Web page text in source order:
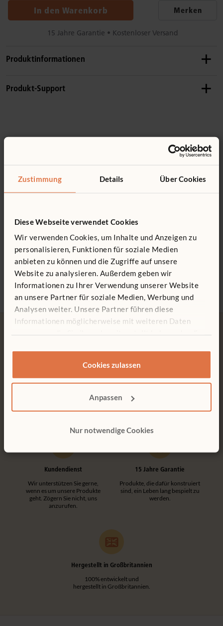
Zustimmung Details Über Cookies
Diese Webseite verwendet Cookies
Wir verwenden Cookies, um Inhalte und Anzeigen zu
personalisieren, Funktionen für soziale Medien
anbieten zu können und die Zugriffe auf unsere
Website zu analysieren. Außerdem geben wir
Informationen zu Ihrer Verwendung unserer Website
an unsere Partner für soziale Medien, Werbung und
Analysen weiter. Unsere Partner führen diese
Informationen möglicherweise mit weiteren Daten
zusammen, die Sie ihnen bereitgestellt haben oder die
Cookies zulassen
Anpassen
Nur notwendige Cookies
In den Warenkorb Merken
15 Jahre Garantie • Kostenloser Versand
Produktinformationen
Kann an diesen Regalen befestigt werden: F510, F511,
F512, F513, F514
Aus robustem PETG
Produkt-Support
Das könnte Sie interessieren ...
Materialregal
71 x 61 cm
547 € - 728 €
Materialregal 71 cm
mit Whiteboard
930 €
Konstruktionen machen jede
Montage einfach und
werkzeuglos.
Kundendienst
Wir unterstützen Sie gerne,
wenn es um unsere Produkte
geht. Zögern Sie nicht, uns
anzurufen.
15 Jahre Garantie
Produkte, die dafür konstruiert
sind, ein Leben lang bespielt zu
werden.
Hergestellt in Großbritannien
100% entwickelt und
hergestellt in Großbritannien.